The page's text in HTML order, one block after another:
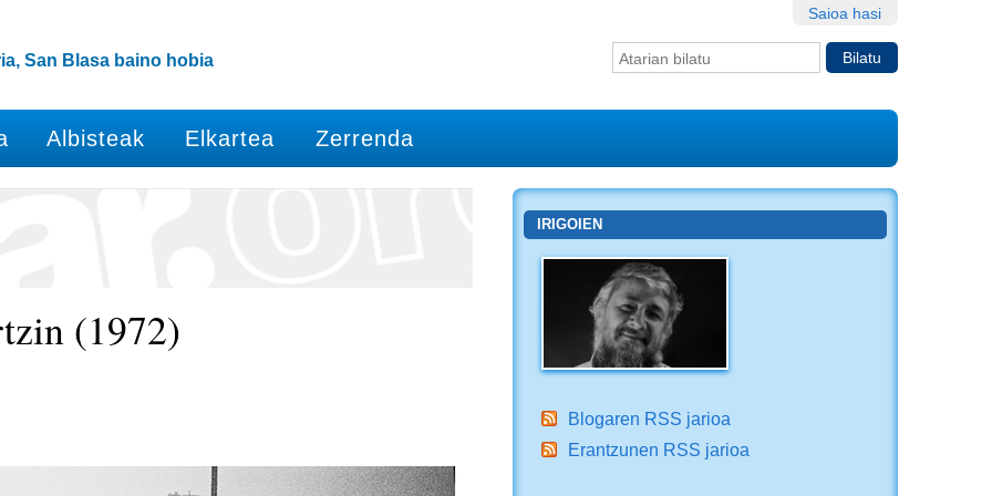
Saioa hasi
Bilatu atarian
San Blasa baino hobia
Albisteak Elkartea Zerrenda
(1972)
IRIGOIEN
Blogaren RSS jarioa
Erantzunen RSS jarioa